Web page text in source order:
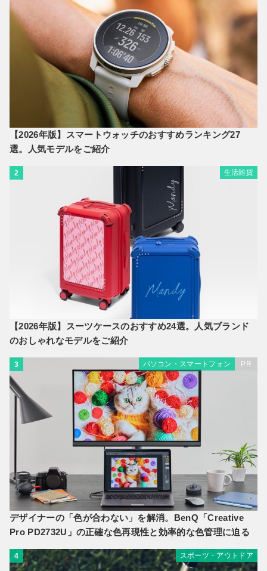
【2026年版】スマートウォッチのおすすめランキング27
選。人気モデルをご紹介
2 生活雑貨
【2026年版】スーツケースのおすすめ24選。人気ブランド
のおしゃれなモデルをご紹介
3 パソコン・スマートフォン PR
デザイナーの「色が合わない」を解消。BenQ「Creative
Pro PD2732U」の正確な色再現性と効率的な色管理に迫る
4 スポーツ・アウトドア